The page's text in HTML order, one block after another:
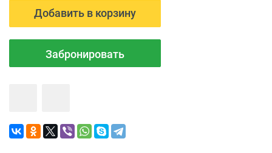
Добавить в корзину
Забронировать